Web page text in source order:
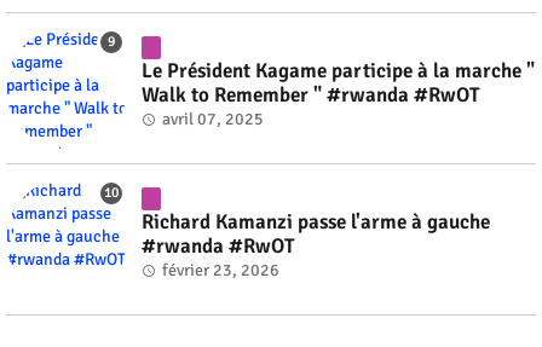
Le Président Kagame participe à la marche "
Walk to Remember " #rwanda #RwOT
avril 07, 2025
Richard Kamanzi passe l'arme à gauche
#rwanda #RwOT
février 23, 2026